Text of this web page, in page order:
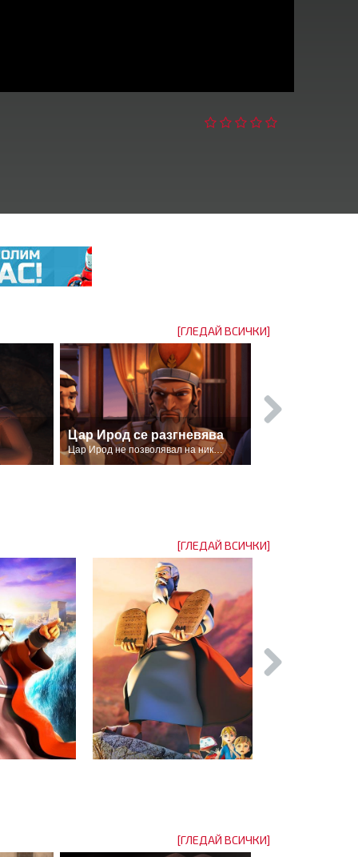
[ГЛЕДАЙ ВСИЧКИ]
Цар Ирод се разгневява
Цар Ирод не позволявал на никого да се меси в управлението му.
[ГЛЕДАЙ ВСИЧКИ]
[ГЛЕДАЙ ВСИЧКИ]